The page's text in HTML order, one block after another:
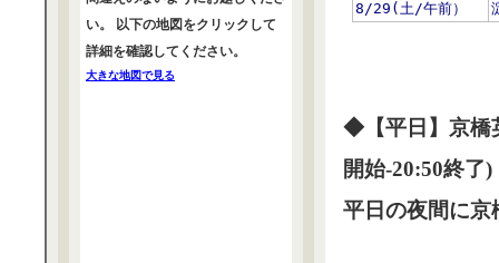
◆【平日】京橋
開始-20:50終了)
平日の夜間に
い。 以下の地図をクリックして
詳細を確認してください。
大きな地図で見る